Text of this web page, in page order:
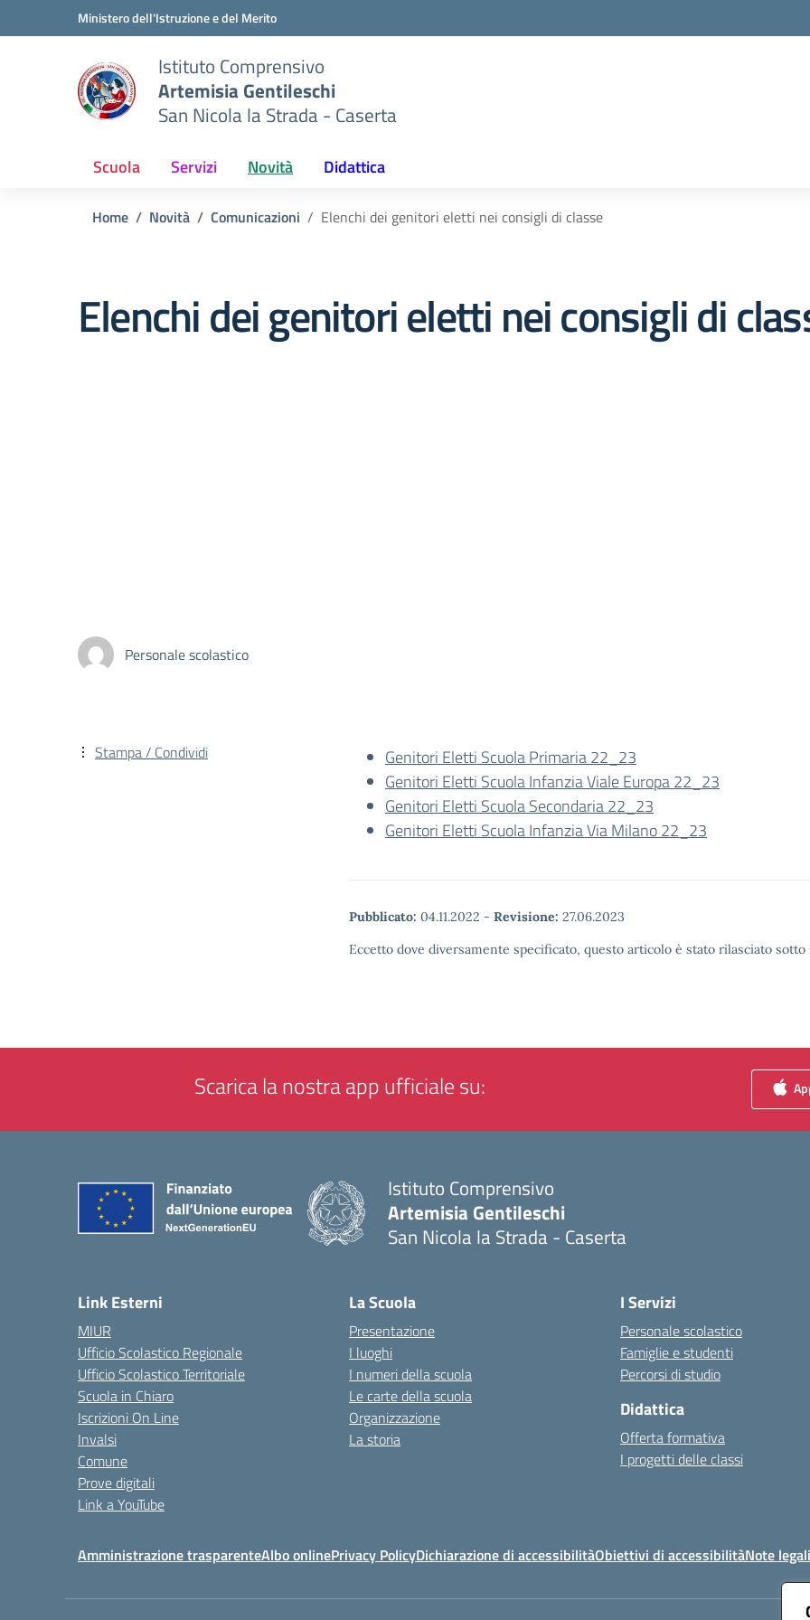
Vai ai contenuti
Vai al menu di navigazioneMinistero dell'Istruzione e del Merito
Istituto Comprensivo
Artemisia Gentileschi
San Nicola la Strada - Caserta
Scuola Servizi Novità Didattica
Home Novità Comunicazioni Elenchi dei genitori eletti nei consigli di classe
Elenchi dei genitori eletti nei consigli di
Personale scolastico
Genitori Eletti Scuola Primaria 22_23
Genitori Eletti Scuola Infanzia Viale Europa 22_23
Genitori Eletti Scuola Secondaria 22_23
Genitori Eletti Scuola Infanzia Via Milano 22_23
Pubblicato: 04.11.2022 - Revisione: 27.06.2023
Eccetto dove diversamente specificato, questo articolo è stato rilasciato
Stampa / Condividi
Scarica la nostra app ufficiale su:
Istituto Comprensivo
Artemisia Gentileschi
San Nicola la Strada - Caserta
Link Esterni
MIUR
Ufficio Scolastico Regionale
Ufficio Scolastico Territoriale
Scuola in Chiaro
Iscrizioni On Line
Invalsi
Comune
Prove digitali
Link a YouTube
La Scuola
Presentazione
I luoghi
I numeri della scuola
Le carte della scuola
Organizzazione
La storia
I Servizi
Personale scolastico
Famiglie e studenti
Percorsi di studio
Didattica
Offerta formativa
I progetti delle classi
Amministrazione trasparenteAlbo onlinePrivacy PolicyDichiarazione di accessibilitàObiettivi di accessibilitàNote legali